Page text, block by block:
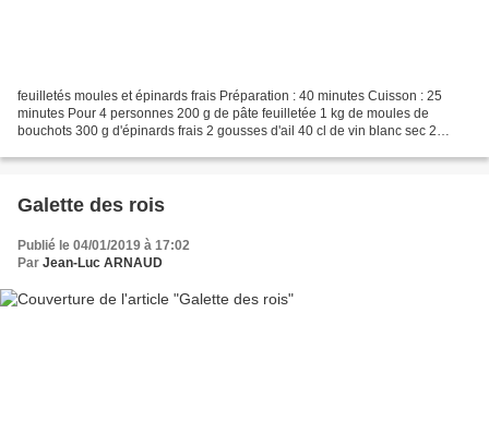
feuilletés moules et épinards frais Préparation : 40 minutes Cuisson : 25
minutes Pour 4 personnes 200 g de pâte feuilletée 1 kg de moules de
bouchots 300 g d'épinards frais 2 gousses d'ail 40 cl de vin blanc sec 2
Galette des rois
Publié le 04/01/2019 à 17:02
Par Jean-Luc ARNAUD